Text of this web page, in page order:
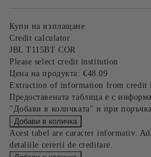
Купи на изплащане
Credit calculator
JBL T115BT COR
Please select credit institution
Цена на продукта: €48.09
Extraction of information from credit
Предоставената таблица е с
"Добави в количката" и при
Acest tabel are caracter informativ.
detaliile cererii de creditare.